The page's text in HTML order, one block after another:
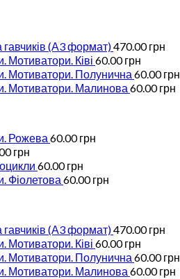
гавчиків (А3 формат)470.00грн
Мотиватори. Ківі 60.00грн
Мотиватори. Полунична 60.00грн
Мотиватори. Малинова 60.00грн
Рожева 60.00грн
грн
60.00грн
Фіолетова 60.00грн
гавчиків (А3 формат)470.00грн
Мотиватори. Ківі 60.00грн
Мотиватори. Полунична 60.00грн
Мотиватори. Малинова 60.00грн